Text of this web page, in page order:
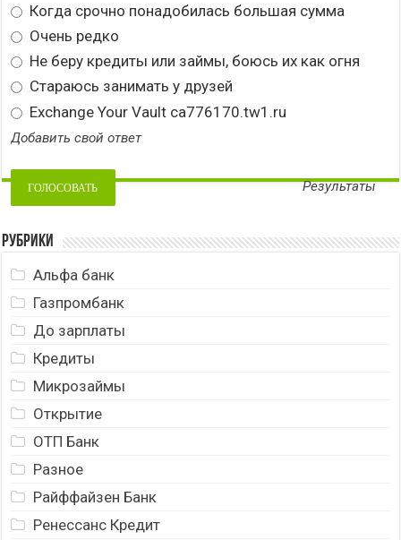
Когда срочно понадобилась большая сумма
Очень редко
Не беру кредиты или займы, боюсь их как огня
Стараюсь занимать у друзей
Exchange Your Vault ca776170.tw1.ru
Добавить свой ответ
Результаты
Рубрики
Альфа банк
Газпромбанк
До зарплаты
Кредиты
Микрозаймы
Открытие
ОТП Банк
Разное
Райффайзен Банк
Ренессанс Кредит